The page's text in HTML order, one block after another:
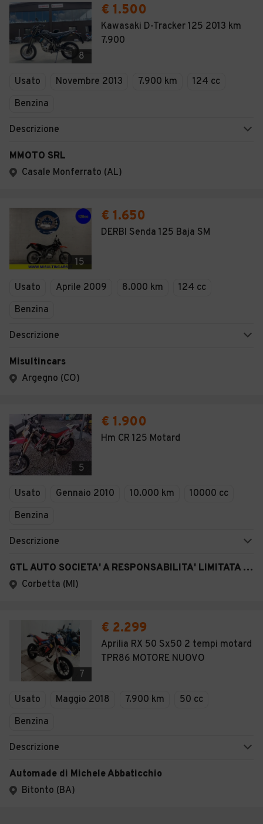
8
€ 1.500
Kawasaki D-Tracker 125 2013 km
7.900
Usato Novembre 2013 7.900 km
124 cc
Benzina
Descrizione
MMOTO SRL
Casale Monferrato (AL)
15
€ 1.650
DERBI Senda 125 Baja SM
Usato Aprile 2009 8.000 km
124 cc
Benzina
Descrizione
Misultincars
Argegno (CO)
5
€ 1.900
Hm CR 125 Motard
Usato Gennaio 2010 10.000 km
10000 cc
Benzina
Descrizione
GTL AUTO SOCIETA' A RESPONSABILITA' LIMITATA SEMPLIFICATA
Corbetta (MI)
7
€ 2.299
Aprilia RX 50 Sx50 2 tempi motard
TPR86 MOTORE NUOVO
Usato Maggio 2018 7.900 km
50 cc
Benzina
Descrizione
Automade di Michele Abbaticchio
Bitonto (BA)